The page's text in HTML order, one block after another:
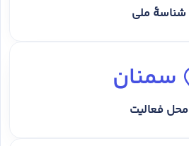
شناسهٔ ملی
سمنان
محل فعالیت